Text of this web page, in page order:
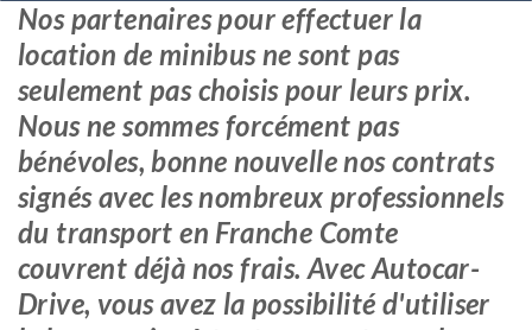
Nos partenaires pour effectuer la
location de minibus ne sont pas
seulement pas choisis pour leurs prix.
Nous ne sommes forcément pas
bénévoles, bonne nouvelle nos contrats
signés avec les nombreux professionnels
du transport en Franche Comte
couvrent déjà nos frais. Avec Autocar-
Drive, vous avez la possibilité d'utiliser